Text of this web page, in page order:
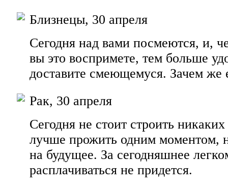
Близнецы, 30 апреля
Сегодня над вами посмеются, и,
вы это воспримете, тем больше
доставите смеющемуся. Зачем же
Рак, 30 апреля
Сегодня не стоит строить
лучше прожить одним моментом,
на будущее. За сегодняшнее
расплачиваться не придется.